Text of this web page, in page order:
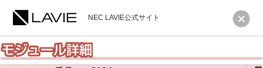
NEC LAVIE公式サイト